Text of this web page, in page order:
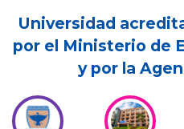
Universidad
por el Ministerio de
y por la